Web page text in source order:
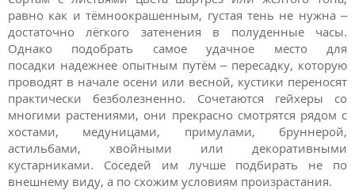
равно как и тёмноокрашенным, густая тень не нужна –
достаточно лёгкого затенения в полуденные часы.
Однако подобрать самое удачное место для
посадки надежнее опытным путём – пересадку, которую
проводят в начале осени или весной, кустики переносят
практически безболезненно. Сочетаются гейхеры со
многими растениями, они прекрасно смотрятся рядом с
хостами, медуницами, примулами, бруннерой,
астильбами, хвойными или декоративными
кустарниками. Соседей им лучше подбирать не по
внешнему виду, а по схожим условиям произрастания.